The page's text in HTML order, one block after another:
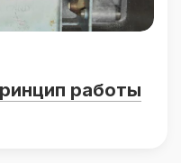
работы